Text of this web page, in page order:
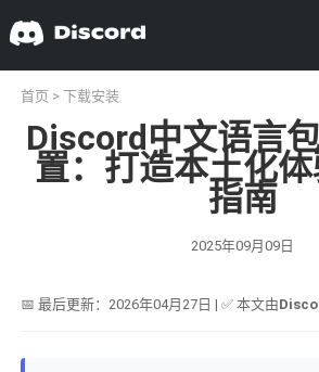
首页 > 下载安装
Discord中文语言
置：打造本土化
指南
2025年09月09日
📅 最后更新：2026年04月27日 | ✅ 本文由